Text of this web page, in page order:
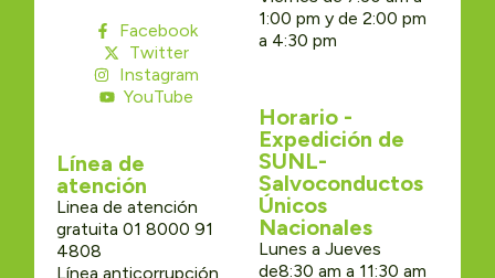
Facebook
Twitter
Instagram
YouTube
Línea de
atención
Linea de atención
gratuita 01 8000 91
4808
Línea anticorrupción
1:00 pm y de 2:00 pm
a 4:30 pm
Horario -
Expedición de
SUNL-
Salvoconductos
Únicos
Nacionales
Lunes a Jueves
de8:30 am a 11:30 am